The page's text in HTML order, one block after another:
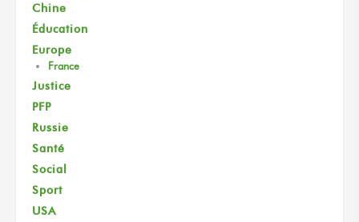
Chine
Éducation
Europe
France
Justice
PFP
Russie
Santé
Social
Sport
USA